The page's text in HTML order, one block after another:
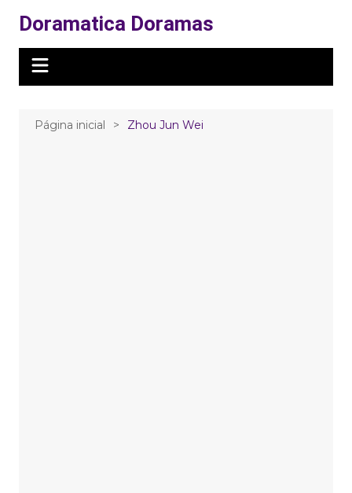
para
conteúdo
Doramatica Doramas
Página inicial Zhou Jun Wei